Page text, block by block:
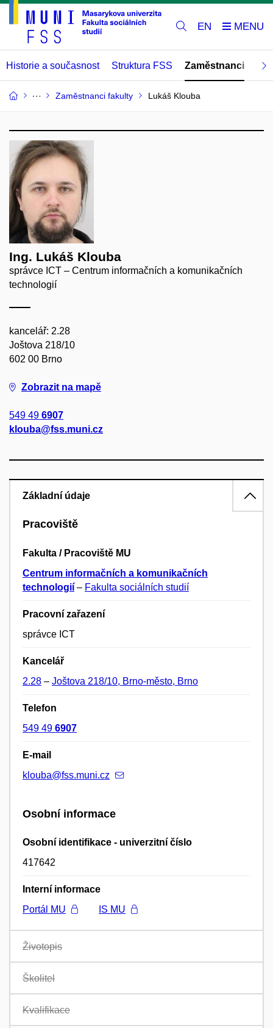
EN
Historie a současnost Struktura FSS Zaměstnanci
Zaměstnanci fakulty Lukáš Klouba
Ing. Lukáš Klouba
správce ICT – Centrum informačních a komunikačních
technologií
kancelář: 2.28
Joštova 218/10
602 00 Brno
Zobrazit na mapě
549 49 6907
klouba@fss.muni.cz
Základní údaje
Pracoviště
Fakulta / Pracoviště MU
Centrum informačních a komunikačních
technologií – Fakulta sociálních studií
Pracovní zařazení
správce ICT
Kancelář
2.28 – Joštova 218/10, Brno-město, Brno
Telefon
549 49 6907
E-mail
klouba@fss.muni.cz
Osobní informace
Osobní identifikace - univerzitní číslo
417642
Interní informace
Portál MU
IS MU
Životopis
Školitel
Kvalifikace